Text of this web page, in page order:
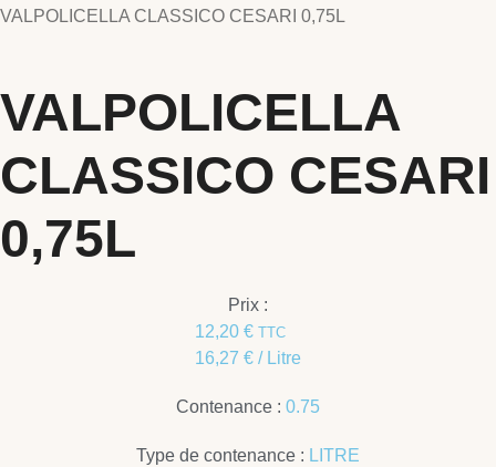
VALPOLICELLA CLASSICO CESARI 0,75L
VALPOLICELLA
CLASSICO CESARI
0,75L
Prix :
12,20 € TTC
16,27 € / Litre
Contenance : 0.75
Type de contenance : LITRE